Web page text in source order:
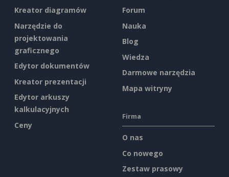
Kreator diagramów
Narzędzie do
projektowania
graficznego
Edytor dokumentów
Kreator prezentacji
Edytor arkuszy
kalkulacyjnych
Ceny
Forum
Nauka
Blog
Wiedza
Darmowe narzędzia
Mapa witryny
Firma
O nas
Co nowego
Zestaw prasowy